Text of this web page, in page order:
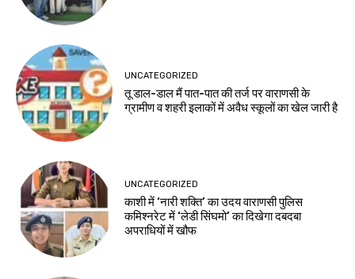
UNCATEGORIZED
तू डाल-डाल मैं पात-पात की तर्ज पर वाराणसी के
ग्रामीण व शहरी इलाकों में अवैध स्कूलों का खेल जारी है
UNCATEGORIZED
काशी में ‘नारी शक्ति’ का उदय वाराणसी पुलिस
कमिश्नरेट में ‘लेडी सिंघमो’ का दिखेगा दबदबा
अपराधियों में खौफ